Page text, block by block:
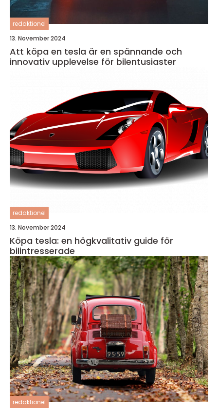
redaktionel
13. November 2024
Att köpa en tesla är en spännande och
innovativ upplevelse för bilentusiaster
redaktionel
13. November 2024
Köpa tesla: en högkvalitativ guide för
bilintresserade
redaktionel